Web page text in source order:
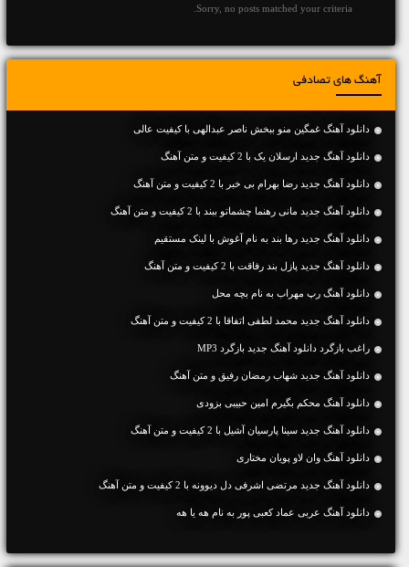
Sorry, no posts matched your criteria.
آهنگ های تصادفی
دانلود آهنگ غمگین منو ببخش ناصر عبدالهی با کیفیت عالی
دانلود آهنگ جديد ارسلان یک با 2 کیفیت و متن آهنگ
دانلود آهنگ جديد رضا بهرام بی خبر با 2 کیفیت و متن آهنگ
دانلود آهنگ جديد مانی رهنما چشماتو ببند با 2 کیفیت و متن آهنگ
دانلود آهنگ جديد رها بند به نام آغوش با لینک مستقیم
دانلود آهنگ جديد پازل بند رفاقت با 2 کیفیت و متن آهنگ
دانلود آهنگ رپ مهراب به نام بچه محل
دانلود آهنگ جديد محمد لطفی اتفاقا با 2 کیفیت و متن آهنگ
راغب بازگرد دانلود آهنگ جدید بازگرد MP3
دانلود آهنگ جديد شهاب رمضان رفیق و متن آهنگ
دانلود آهنگ محکم بگیرم امین حبیبی بزودی
دانلود آهنگ جديد سینا پارسیان آشیل با 2 کیفیت و متن آهنگ
دانلود آهنگ وان لاو پویان مختاری
دانلود آهنگ جديد مرتضی اشرفی دل دیوونه با 2 کیفیت و متن آهنگ
دانلود آهنگ عربی عماد کعبی پور به نام هه یا هه